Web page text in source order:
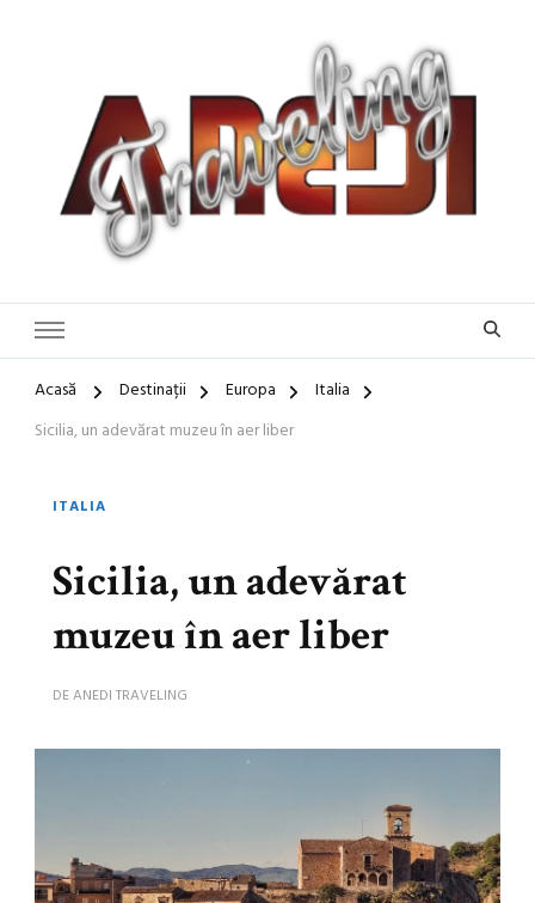
Călătorie în Europa | Inspirație
pentru Vacanțe Memorabile
Acasă Destinații Europa
Italia
Sicilia, un adevărat muzeu în aer liber
ITALIA
Sicilia, un adevărat
muzeu în aer liber
DEANEDI TRAVELING